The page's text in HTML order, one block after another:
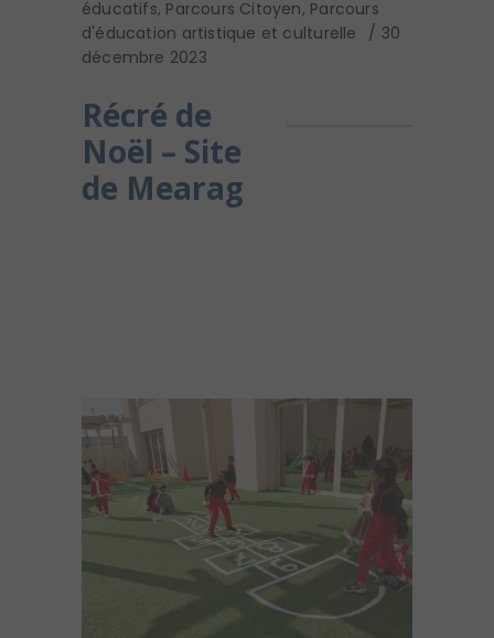
éducatifs, Parcours Citoyen, Parcours
d'éducation artistique et culturelle
30
décembre 2023
Récré de
Noël – Site
de Mearag